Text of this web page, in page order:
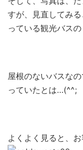
すが、見直してみ
っている観光バス
屋根のないバスな
っていたとは…(^^;
よくよく見ると、